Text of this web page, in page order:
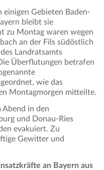
einigen Gebieten Baden-
bleibt sie
zu Montag waren wegen
an der Fils südöstlich
Landratsamts
Überflutungen betrafen
wie das
Montagmorgen mitteilte.
Abend in den
und Donau-Ries
evakuiert. Zu
Gewitter und
an Bayern aus